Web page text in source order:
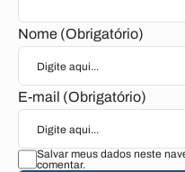
Nome (Obrigatório)
E-mail (Obrigatório)
Salvar meus dados neste
comentar.